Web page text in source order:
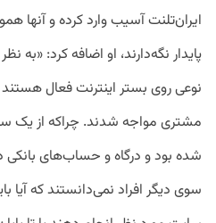
ایران‌تلنت آسیب وارد کرده و آنها
پایدار نگه‌دارند، او اضافه کرد: «به
نوعی روی بستر اینترنت فعال
مشتری مواجه شدند. چراکه از یک
شده بود و درگاه و حساب‌های بانکی
سوی دیگر افراد نمی‌دانستند که آیا